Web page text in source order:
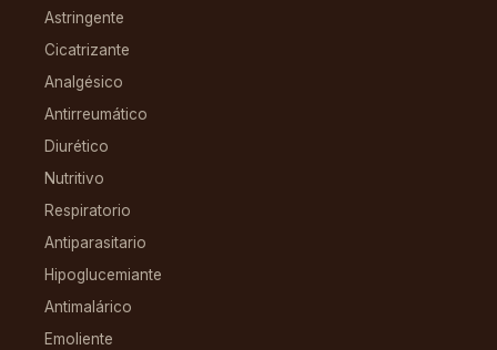
Astringente
Cicatrizante
Analgésico
Antirreumático
Diurético
Nutritivo
Respiratorio
Antiparasitario
Hipoglucemiante
Antimalárico
Emoliente